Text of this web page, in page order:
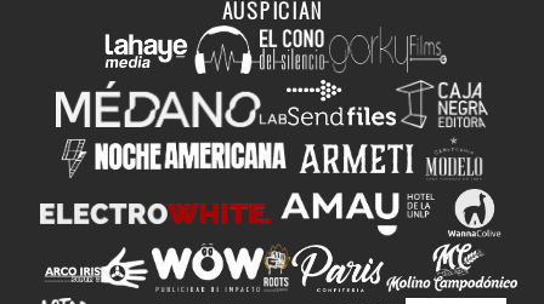
AUSPICIAN